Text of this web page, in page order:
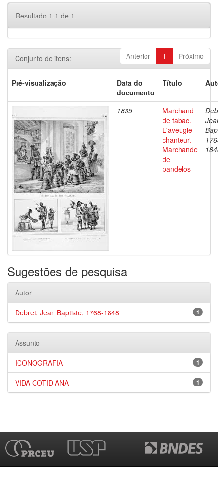
Resultado 1-1 de 1.
Anterior 1 Próximo
Conjunto de itens:
Pré-visualização
Data do
documento
Título
1835
Marchand
de tabac.
L'aveugle
chanteur.
Marchande
de
pandelos
Sugestões de pesquisa
Autor
1
Debret, Jean Baptiste, 1768-1848
Assunto
1
ICONOGRAFIA
1
VIDA COTIDIANA